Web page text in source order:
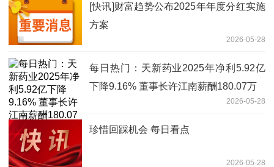
[快讯]财富趋势公布2025年年度分红实施
方案
2026-05-28
每日热门：天新药业2025年净利5.92亿
下降9.16% 董事长许江南薪酬180.07万
2026-05-28
珍惜回踩机会 每日看点
2026-05-28